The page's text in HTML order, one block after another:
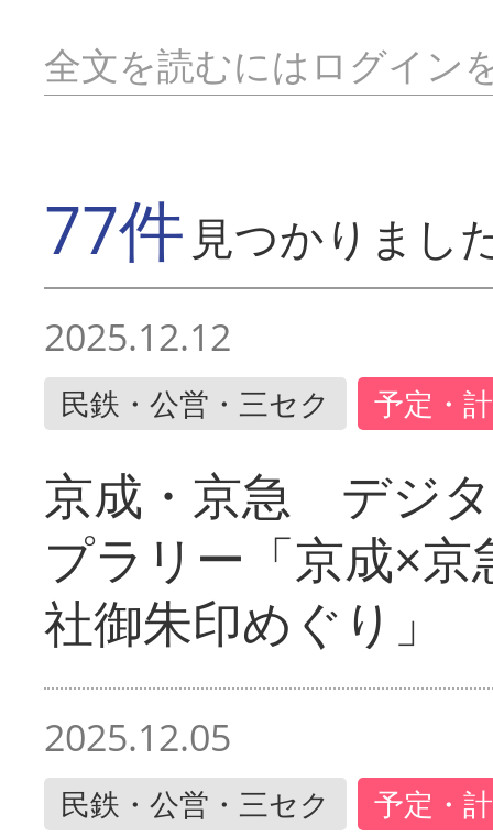
全文を読むにはログイン
77件 見つかりまし
2025.12.12
民鉄・公営・三セク 予定・
京成・京急 デジ
プラリー「京成×
社御朱印めぐり」
2025.12.05
民鉄・公営・三セク 予定・